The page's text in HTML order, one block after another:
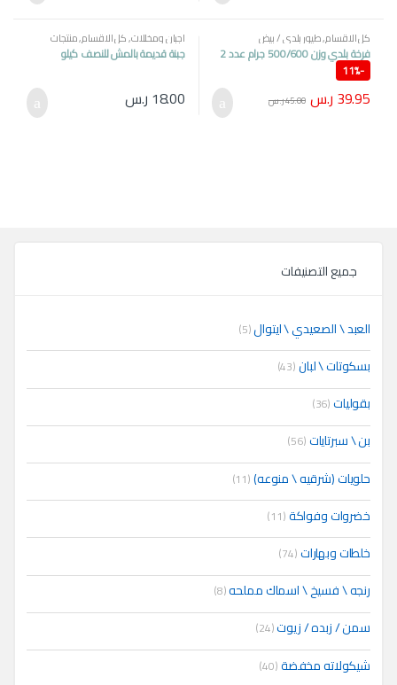
كل الاقسام,طيور بلدي / بيض
فرخة بلدي وزن 500/600 جرام عدد 2
-
11%
39.95 ر.س 45.00ر.س
اجبان ومخللات,كل الاقسام,منتجات
مصرية
جبنة قديمة بالمش للنصف كيلو
18.00 ر.س
جميع التصنيفات
العبد \ الصعيدي \ ايتوال(5)
بسكوتات \ لبان(43)
بقوليات(36)
بن \ سبرتايات(56)
حلويات (شرقيه \ منوعه)(11)
خضروات وفواكة(11)
خلطات وبهارات(74)
رنجه \ فسيخ \ اسماك مملحه(8)
سمن / زبده / زيوت(24)
شيكولاته مخفضة(40)